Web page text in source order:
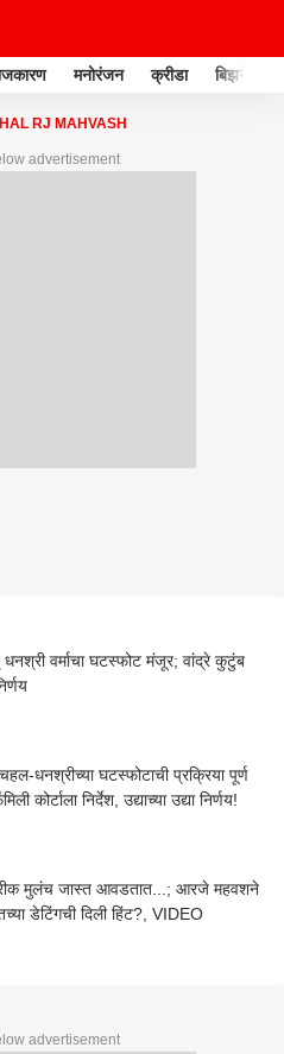
मनोरंजन क्रीडा बिझनेस
RJ MAHVASH
advertisement
वर्माचा घटस्फोट मंजूर; वांद्रे कुटुंब
धनश्रीच्या घटस्फोटाची प्रक्रिया पूर्ण
कोर्टाला निर्देश, उद्याच्या उद्या निर्णय!
बारीक मुलंच जास्त आवडतात...; आरजे महवशने
डेटिंगची दिली हिंट?, VIDEO
advertisement